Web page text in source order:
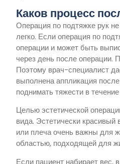
Каков процесс
Операция по подтяжке рук
легко. Если операция по
операции и может быть
через день после операции.
Поэтому врач-специалист
выполнена аппликация
поднимать тяжести в
Целью эстетической
вида. Эстетически красивый
или плеча очень важны для
областью, подходящей для
Если пациент набирает вес,